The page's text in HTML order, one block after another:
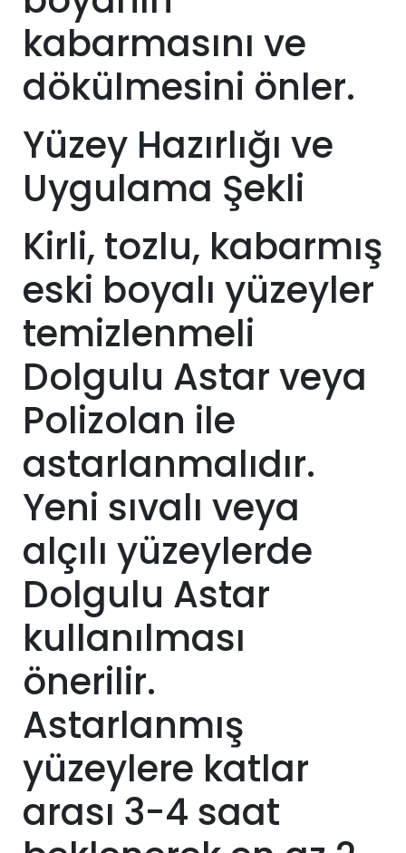
kabarmasını ve
dökülmesini önler.
Yüzey Hazırlığı ve
Uygulama Şekli
Kirli, tozlu, kabarmış
eski boyalı yüzeyler
temizlenmeli
Dolgulu Astar veya
Polizolan ile
astarlanmalıdır.
Yeni sıvalı veya
alçılı yüzeylerde
Dolgulu Astar
kullanılması
önerilir.
Astarlanmış
yüzeylere katlar
arası 3-4 saat